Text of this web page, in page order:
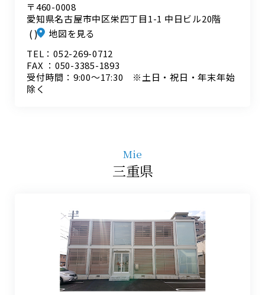
〒460-0008
愛知県名古屋市中区栄四丁目1-1 中日ビル20階
地図を見る
TEL：052-269-0712
FAX ：050-3385-1893
受付時間：9:00～17:30 ※土日・祝日・年末年始
除く
Mie
三重県